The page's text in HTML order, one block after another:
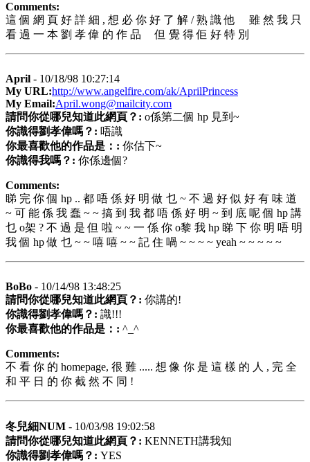
Comments:
這 個 網 頁 好 詳 細 , 想 必 你 好 了 解 / 熟 識 他 雖 然 我 只
看 過 一 本 劉 孝 偉 的 作 品 但 覺 得 佢 好 特 別
April - 10/18/98 10:27:14
My URL:http://www.angelfire.com/ak/AprilPrincess
My Email:April.wong@mailcity.com
請問你從哪兒知道此網頁？: o係第二個 hp 見到~
你識得劉孝偉嗎？: 唔識
你最喜歡他的作品是：: 你估下~
你識得我嗎？: 你係邊個?
Comments:
睇 完 你 個 hp .. 都 唔 係 好 明 做 乜 ~ 不 過 好 似 好 有 味 道
~ 可 能 係 我 蠢 ~ ~ 搞 到 我 都 唔 係 好 明 ~ 到 底 呢 個 hp 講
乜 o架 ? 不 過 是 但 啦 ~ ~ 一 係 你 o黎 我 hp 睇 下 你 明 唔 明
我 個 hp 做 乜 ~ ~ 嘻 嘻 ~ ~ 記 住 喎 ~ ~ ~ ~ yeah ~ ~ ~ ~ ~
BoBo - 10/14/98 13:48:25
請問你從哪兒知道此網頁？: 你講的!
你識得劉孝偉嗎？: 識!!!
你最喜歡他的作品是：: ^_^
Comments:
不 看 你 的 homepage, 很 難 ..... 想 像 你 是 這 樣 的 人 , 完 全
和 平 日 的 你 截 然 不 同 !
冬兒細NUM - 10/03/98 19:02:58
請問你從哪兒知道此網頁？: KENNETH講我知
你識得劉孝偉嗎？: YES